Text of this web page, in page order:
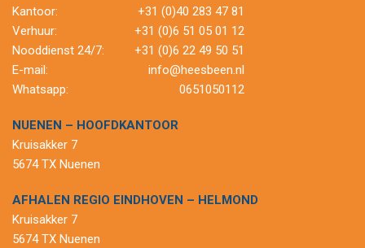
Kantoor:
+31 (0)40 283 47 81
Verhuur:
+31 (0)6 51 05 01 12
Nooddienst 24/7:
+31 (0)6 22 49 50 51
E-mail:
info@heesbeen.nl
Whatsapp:
0651050112
NUENEN – HOOFDKANTOOR
Kruisakker 7
5674 TX Nuenen
AFHALEN REGIO EINDHOVEN – HELMOND
Kruisakker 7
5674 TX Nuenen